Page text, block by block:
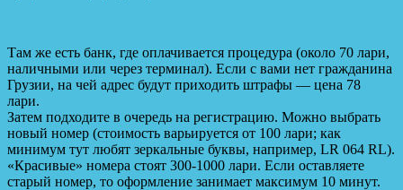
Там же есть банк, где оплачивается процедура (около 70 лари,
наличными или через терминал). Если с вами нет гражданина
Грузии, на чей адрес будут приходить штрафы — цена 78
лари.
Затем подходите в очередь на регистрацию. Можно выбрать
новый номер (стоимость варьируется от 100 лари; как
минимум тут любят зеркальные буквы, например, LR 064 RL).
«Красивые» номера стоят 300-1000 лари. Если оставляете
старый номер, то оформление занимает максимум 10 минут.